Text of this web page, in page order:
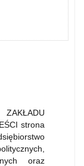
strona
oraz